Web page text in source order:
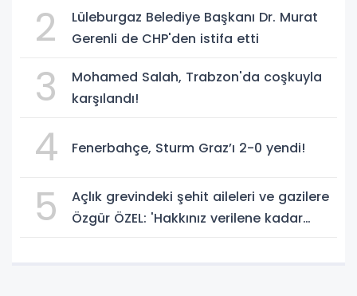
2
Lüleburgaz Belediye Başkanı Dr. Murat
Gerenli de CHP'den istifa etti
3
Mohamed Salah, Trabzon'da coşkuyla
karşılandı!
4 Fenerbahçe, Sturm Graz’ı 2-0 yendi!
5
Açlık grevindeki şehit aileleri ve gazilere
Özgür ÖZEL: 'Hakkınız verilene kadar